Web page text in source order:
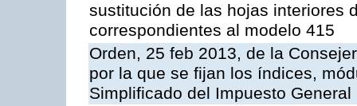
sustitución de las hojas interiores
correspondientes al modelo 415
Orden, 25 feb 2013, de la
por la que se fijan los índices,
Simplificado del Impuesto